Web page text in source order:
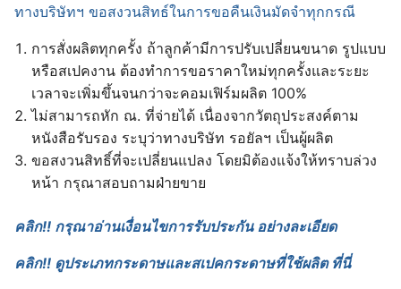
ทางบริษัทฯ ขอสงวนสิทธ์ในการขอคืนเงินมัดจำทุกกรณี
การสั่งผลิตทุกครั้ง ถ้าลูกค้ามีการปรับเปลี่ยนขนาด รูปแบบ
หรือสเปคงาน ต้องทำการขอราคาใหม่ทุกครั้งและระยะ
เวลาจะเพิ่มขึ้นจนกว่าจะคอมเฟิร์มผลิต 100%
ไม่สามารถหัก ณ. ที่จ่ายได้ เนื่องจากวัตถุประสงค์ตาม
หนังสือรับรอง ระบุว่าทางบริษัท รอยัลฯ เป็นผู้ผลิต
ขอสงวนสิทธิ์ที่จะเปลี่ยนแปลง โดยมิต้องแจ้งให้ทราบล่วง
หน้า กรุณาสอบถามฝ่ายขาย
คลิก!! กรุณาอ่านเงื่อนไขการรับประกัน อย่างละเอียด
คลิก!! ดูประเภทกระดาษและสเปคกระดาษที่ใช้ผลิต ที่นี่